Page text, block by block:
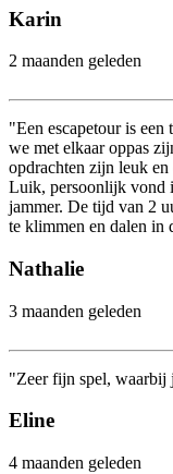
Karin
2 maanden geleden
"Een escapetour is
we met elkaar oppas
opdrachten zijn leuk en
Luik, persoonlijk vond
jammer. De tijd van 2
te klimmen en dalen in
Nathalie
3 maanden geleden
"Zeer fijn spel, waarbij
Eline
4 maanden geleden